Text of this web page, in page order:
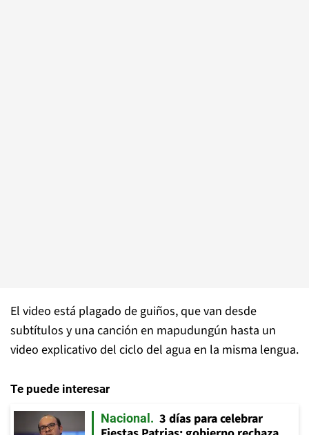
El video está plagado de guiños, que van desde
subtítulos y una canción en mapudungún hasta un
video explicativo del ciclo del agua en la misma lengua.
Te puede interesar
Nacional
3 días para celebrar